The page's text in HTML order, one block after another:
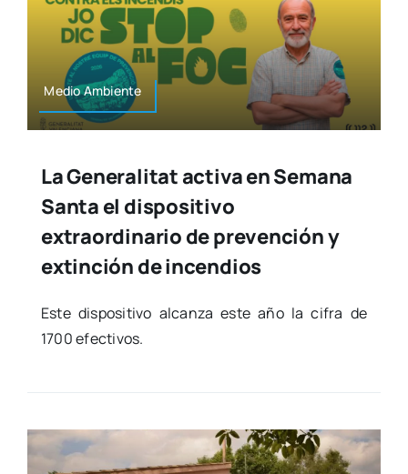
Medio Ambien­te
La Generalitat activa en Semana
Santa el dispositivo
extraordinario de prevención y
extinción de incendios
Este dis­po­si­ti­vo alcan­za este año la cifra de
1700 efec­ti­vos.